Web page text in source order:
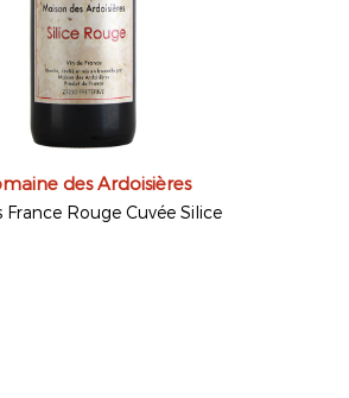
des Ardoisières
France Rouge Cuvée Silice